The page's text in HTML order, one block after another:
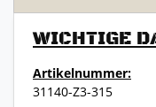
WICHTIGE
Artikelnummer:
31140-Z3-315